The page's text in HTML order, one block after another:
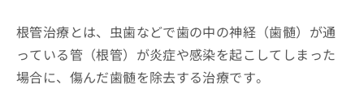
根管治療とは、虫歯などで歯の中の神経（歯髄）が通
っている管（根管）が炎症や感染を起こしてしまった
場合に、傷んだ歯髄を除去する治療です。
わ
せ
は
こ
お
問
い
合
わ
の
方
は
こ